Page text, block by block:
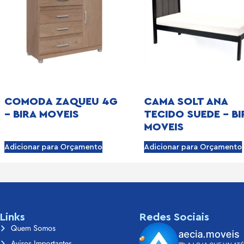
COMODA ZAQUEU 4G
– BIRA MOVEIS
Adicionar para Orçamento
CAMA SOLT ANA
TECIDO SUEDE –
MOVEIS
Adicionar para Orçamento
Links
Quem Somos
Redes Sociais
aecia.moveis